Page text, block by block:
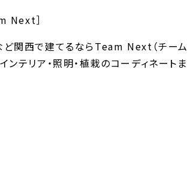
Next］
ど関西で建てるならTeam Next（チーム
ンテリア・照明・植栽のコーディネートま